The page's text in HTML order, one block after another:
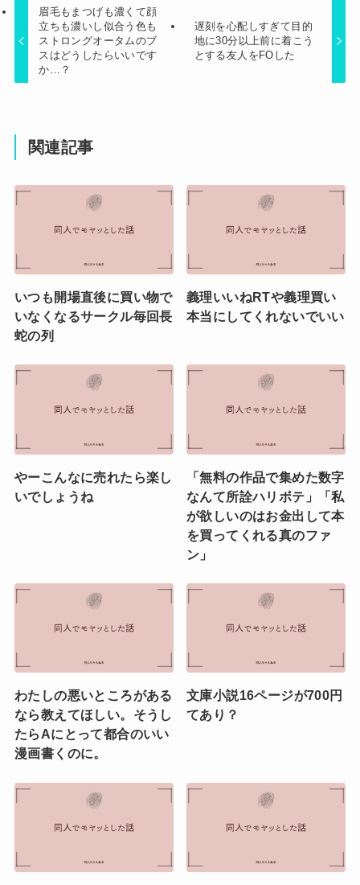
眉毛もまつげも濃くて顔
立ちも濃いし似合う色も
ストロングオータムのブ
スはどうしたらいいです
か…？
遅刻を心配しすぎて目的
地に30分以上前に着こう
とする友人をFOした
関連記事
いつも開場直後に買い物で
いなくなるサークル毎回長
蛇の列
義理いいねRTや義理買い
本当にしてくれないでいい
やーこんなに売れたら楽し
いでしょうね
「無料の作品で集めた数字
なんて所詮ハリボテ」「私
が欲しいのはお金出して本
を買ってくれる真のファ
ン」
わたしの悪いところがある
なら教えてほしい。そうし
たらAにとって都合のいい
漫画書くのに。
文庫小説16ページが700円
てあり？